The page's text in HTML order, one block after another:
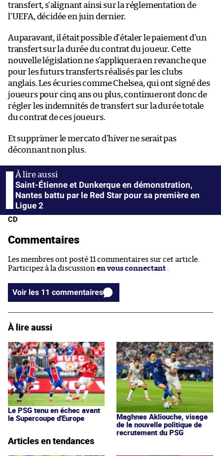
transfert, s’alignant ainsi sur la réglementation de
l’UEFA, décidée en juin dernier.
Auparavant, il était possible d’étaler le paiement d’un
transfert sur la durée du contrat du joueur. Cette
nouvelle législation ne s’appliquera en revanche que
pour les futurs transferts réalisés par les clubs
anglais. Les écuries comme Chelsea, qui ont signé des
joueurs pour cinq ans ou plus, continueront donc de
régler les indemnités de transfert sur la durée totale
du contrat de ces joueurs.
Et supprimer le mercato d’hiver ne serait pas
déconnant non plus.
Saint-Étienne et Dunkerque en démonstration,
Nantes battu par le Red Star pour sa première en
Ligue 2
CD
Commentaires
Les membres ont posté 11 commentaires sur cet article.
Participez à la discussion en vous connectant
Voir les 11 commentaires
À lire aussi
Le PSG tenu en échec avant
la Supercoupe d'Europe
Maghnes Akliouche, visage
de la nouvelle politique de
recrutement du PSG
Articles en tendances